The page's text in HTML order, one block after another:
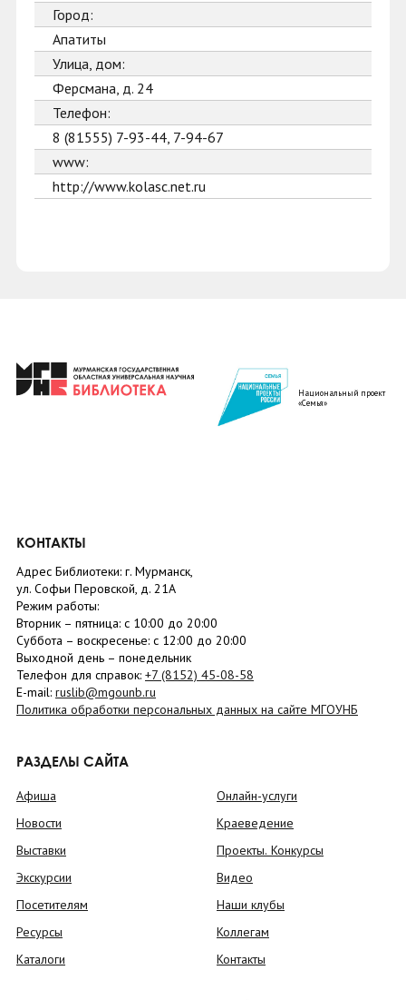
Город:
Апатиты
Улица, дом:
Ферсмана, д. 24
Телефон:
8 (81555) 7-93-44, 7-94-67
www:
http://www.kolasc.net.ru
Национальный проект
«Семья»
КОНТАКТЫ
Адрес Библиотеки: г. Мурманск,
ул. Софьи Перовской, д. 21А
Режим работы:
Вторник – пятница: с 10:00 до 20:00
Суббота – воскресенье: c 12:00 до 20:00
Выходной день – понедельник
Телефон для справок: +7 (8152) 45-08-58
E-mail: ruslib@mgounb.ru
Политика обработки персональных данных на сайте МГОУНБ
РАЗДЕЛЫ САЙТА
Афиша
Новости
Выставки
Экскурсии
Посетителям
Ресурсы
Каталоги
Онлайн-услуги
Краеведение
Проекты. Конкурсы
Видео
Наши клубы
Коллегам
Контакты